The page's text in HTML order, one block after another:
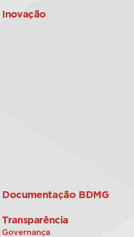
Inovação
Documentação BDMG
Transparência
Governança